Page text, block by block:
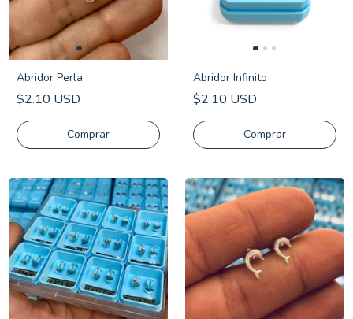
Abridor Perla
$2.10 USD
Comprar
Abridor Infinito
$2.10 USD